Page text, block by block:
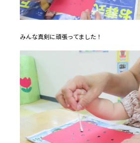
みんな真剣に頑張ってました！